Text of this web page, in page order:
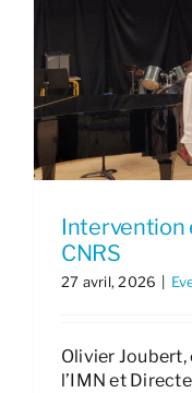
Intervention
CNRS
27 avril, 2026
Olivier
l’IMN et